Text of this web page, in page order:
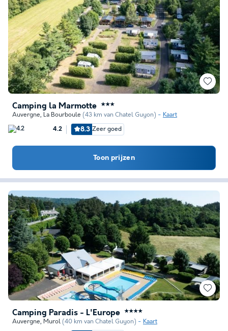
Camping la Marmotte ★★★
Auvergne, La Bourboule (43 km van Chatel Guyon) Kaart
4.2 8.3 Zeer goed
Toon prijzen
Camping Paradis - L'Europe ★★★★
Auvergne, Murol (40 km van Chatel Guyon) Kaart